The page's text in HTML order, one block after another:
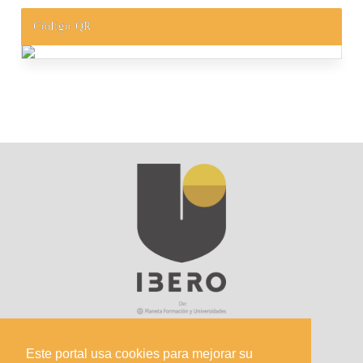
Este portal usa cookies para mejorar su
Código QR